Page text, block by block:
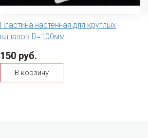
Пластина настенная для круглых
каналов D=100мм
150 руб.
В корзину